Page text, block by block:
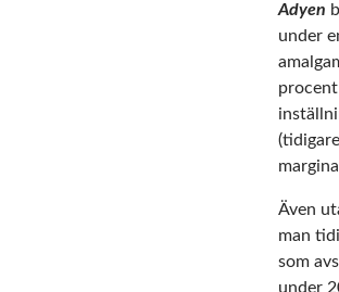
Adyen
under
Även
man
som
under